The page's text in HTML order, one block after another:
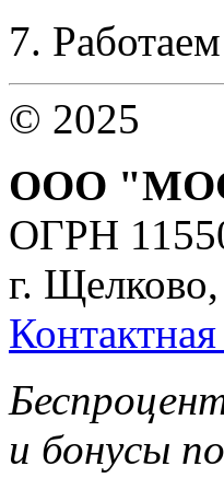
7.
© 2025
ООО
ОГРН
г.
и бонусы